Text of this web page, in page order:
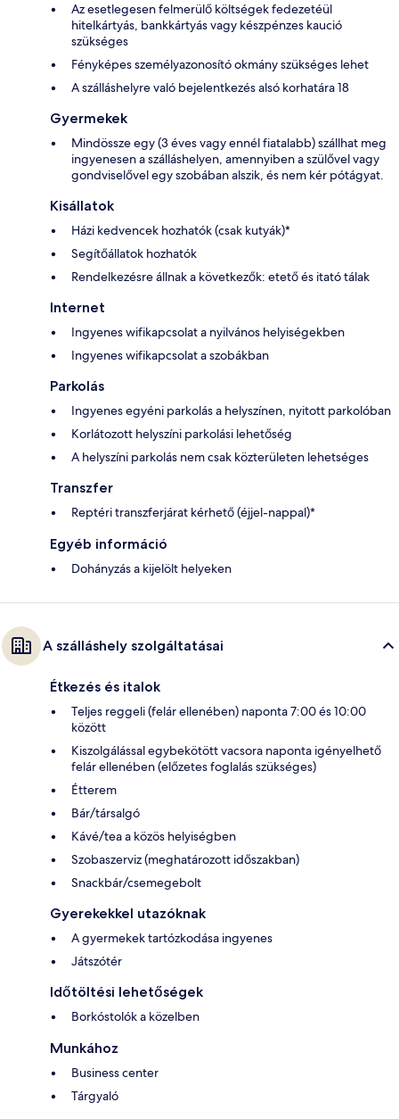
Az esetlegesen felmerülő költségek fedezetéül
hitelkártyás, bankkártyás vagy készpénzes kaució
szükséges
Fényképes személyazonosító okmány szükséges lehet
A szálláshelyre való bejelentkezés alsó korhatára 18
Gyermekek
Mindössze egy (3 éves vagy ennél fiatalabb) szállhat meg
ingyenesen a szálláshelyen, amennyiben a szülővel vagy
gondviselővel egy szobában alszik, és nem kér pótágyat.
Kisállatok
Házi kedvencek hozhatók (csak kutyák)*
Segítőállatok hozhatók
Rendelkezésre állnak a következők: etető és itató tálak
Internet
Ingyenes wifikapcsolat a nyilvános helyiségekben
Ingyenes wifikapcsolat a szobákban
Parkolás
Ingyenes egyéni parkolás a helyszínen, nyitott parkolóban
Korlátozott helyszíni parkolási lehetőség
A helyszíni parkolás nem csak közterületen lehetséges
Transzfer
Reptéri transzferjárat kérhető (éjjel-nappal)*
Egyéb információ
Dohányzás a kijelölt helyeken
A szálláshely szolgáltatásai
Étkezés és italok
Teljes reggeli (felár ellenében) naponta 7:00 és 10:00
között
Kiszolgálással egybekötött vacsora naponta igényelhető
felár ellenében (előzetes foglalás szükséges)
Étterem
Bár/társalgó
Kávé/tea a közös helyiségben
Szobaszerviz (meghatározott időszakban)
Snackbár/csemegebolt
Gyerekekkel utazóknak
A gyermekek tartózkodása ingyenes
Játszótér
Időtöltési lehetőségek
Borkóstolók a közelben
Munkához
Business center
Tárgyaló